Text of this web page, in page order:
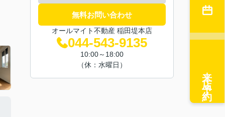
無料お問い合わせ
オールマイト不動産 稲田堤本店
044-543-9135
10:00～18:00
（休：水曜日）
来店予約